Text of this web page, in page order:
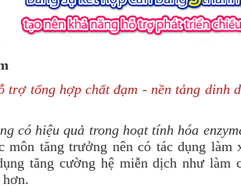
tổng hợp chất đạm - nền tảng dinh
có hiệu quả trong hoạt tính hóa
môn tăng trưởng nên có tác dụng làm
tăng cường hệ miễn dịch như làm